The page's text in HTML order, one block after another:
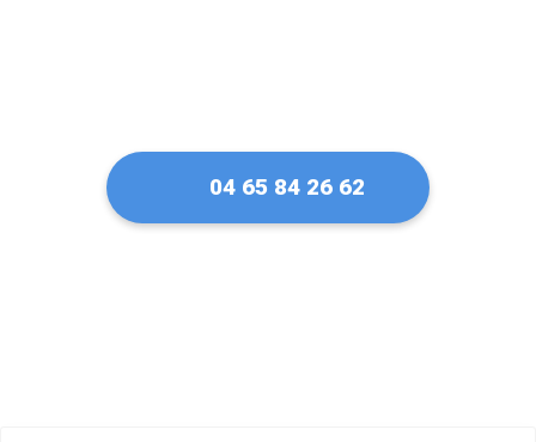
04 65 84 26 62